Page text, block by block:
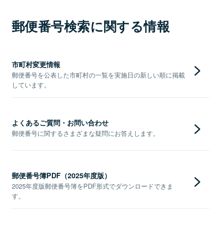
郵便番号検索に関する情報
市町村変更情報
郵便番号を公表した市町村の一覧を実施日の新しい順に掲載
しています。
よくあるご質問・お問い合わせ
郵便番号に関するさまざまな疑問にお答えします。
郵便番号簿PDF（2025年度版）
2025年度版郵便番号簿をPDF形式でダウンロードできま
す。